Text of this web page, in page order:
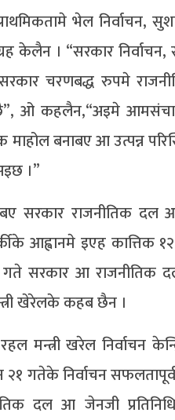
भेल निर्वाचन,
केलैन । “सरकार
चरणबद्ध रुपमे
ओ कहलैन,“अइमे
माहोल बनाबए आ उत्पन्न
।”
सरकार राजनीतिक दल
आह्वानमे इएह
सरकार आ राजनीतिक
खेरेलके कहब छैन ।
मन्त्री खरेल निर्वाचन
२१ गतेके निर्वाचन
दल आ जेनजी